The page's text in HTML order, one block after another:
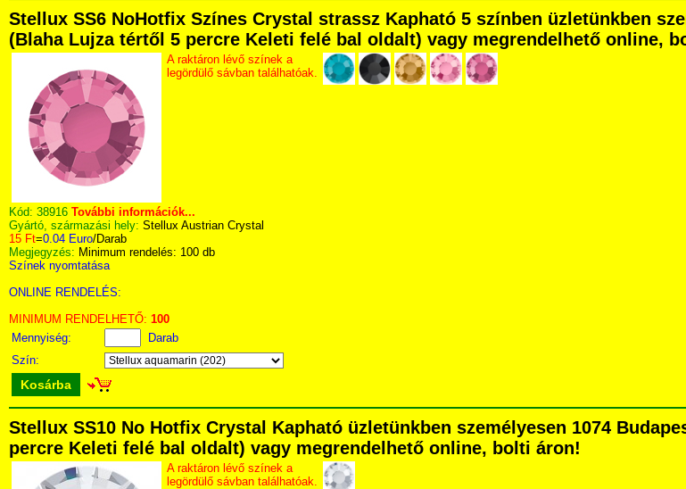
Stellux SS6 NoHotfix Színes Crystal strassz Kapható 5 színben üzletünkben
(Blaha Lujza tértől 5 percre Keleti felé bal oldalt) vagy megrendelhető online,
A raktáron lévő színek a
legördülő sávban találhatóak.
Kód: 38916 További információk...
Gyártó, származási hely: Stellux Austrian Crystal
15 Ft=0.04 Euro/Darab
Megjegyzés: Minimum rendelés: 100 db
Színek nyomtatása
ONLINE RENDELÉS:
MINIMUM RENDELHETŐ: 100
Mennyiség:
Darab
Szín:
Kosárba
Stellux SS10 No Hotfix Crystal Kapható üzletünkben személyesen 1074
percre Keleti felé bal oldalt) vagy megrendelhető online, bolti áron!
A raktáron lévő színek a
legördülő sávban találhatóak.